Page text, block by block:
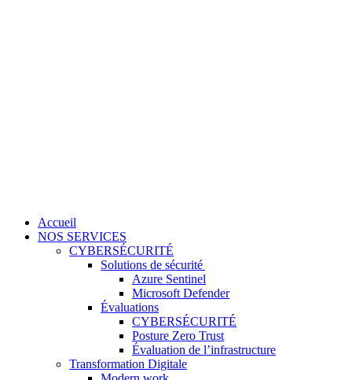
Accueil
NOS SERVICES
CYBERSÉCURITÉ
Solutions de sécurité
Azure Sentinel
Microsoft Defender
Évaluations
CYBERSÉCURITÉ
Posture Zero Trust
Évaluation de l’infrastructure
Transformation Digitale